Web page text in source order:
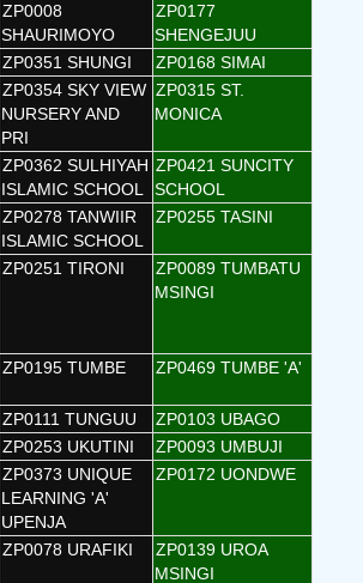
ZP0008
SHAURIMOYO
ZP0177
SHENGEJUU
ZP0351 SHUNGI
ZP0168 SIMAI
ZP0354 SKY VIEW
NURSERY AND
PRI
ZP0315 ST.
MONICA
ZP0362 SULHIYAH
ISLAMIC SCHOOL
ZP0421 SUNCITY
SCHOOL
ZP0278 TANWIIR
ISLAMIC SCHOOL
ZP0255 TASINI
ZP0251 TIRONI
ZP0089 TUMBATU
MSINGI
ZP0195 TUMBE ZP0469 TUMBE 'A'
ZP0111 TUNGUU
ZP0103 UBAGO
ZP0253 UKUTINI
ZP0093 UMBUJI
ZP0373 UNIQUE
LEARNING 'A'
UPENJA
ZP0172 UONDWE
ZP0078 URAFIKI
ZP0139 UROA
MSINGI